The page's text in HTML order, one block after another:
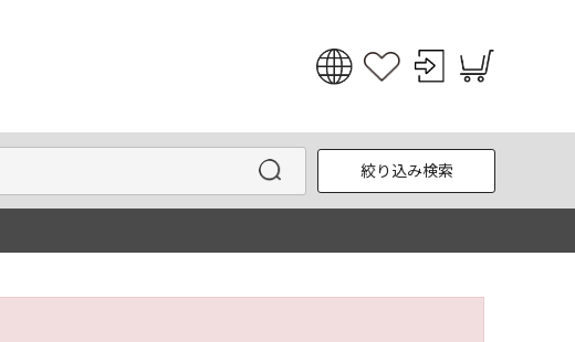
English
한국어
絞り込み検索